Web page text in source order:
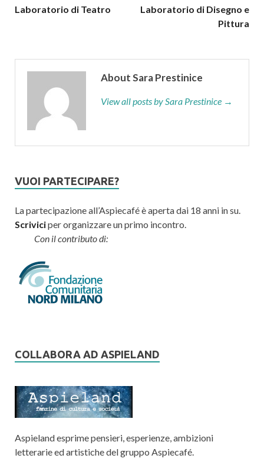
Laboratorio di Teatro
Laboratorio di Disegno e
Pittura
About Sara Prestinice
View all posts by Sara Prestinice →
VUOI PARTECIPARE?
La partecipazione all’Aspiecafé è aperta dai 18 anni in su.
Scriviciper organizzare un primo incontro.
Con il contributo di:
COLLABORA AD ASPIELAND
Aspieland esprime pensieri, esperienze, ambizioni
letterarie ed artistiche del gruppo Aspiecafé.